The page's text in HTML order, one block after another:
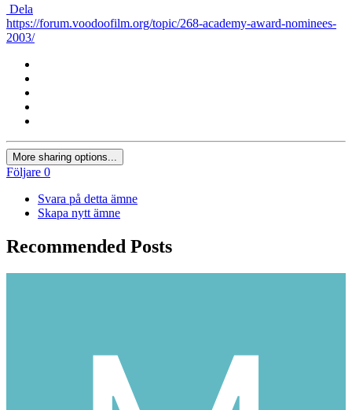
Dela
https://forum.voodoofilm.org/topic/268-academy-award-nominees-
2003/
More sharing options...
Följare 0
Svara på detta ämne
Skapa nytt ämne
Recommended Posts